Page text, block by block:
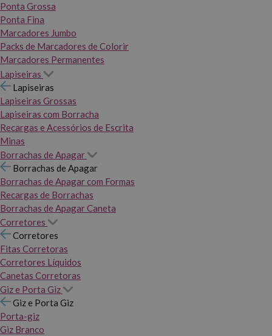
Ponta Grossa
Ponta Fina
Marcadores Jumbo
Packs de Marcadores de Colorir
Marcadores Permanentes
Lapiseiras
Lapiseiras
Lapiseiras Grossas
Lapiseiras com Borracha
Recargas e Acessórios de Escrita
Minas
Borrachas de Apagar
Borrachas de Apagar
Borrachas de Apagar com Formas
Recargas de Borrachas
Borrachas de Apagar Caneta
Corretores
Corretores
Fitas Corretoras
Corretores Líquidos
Canetas Corretoras
Giz e Porta Giz
Giz e Porta Giz
Porta-giz
Giz Branco